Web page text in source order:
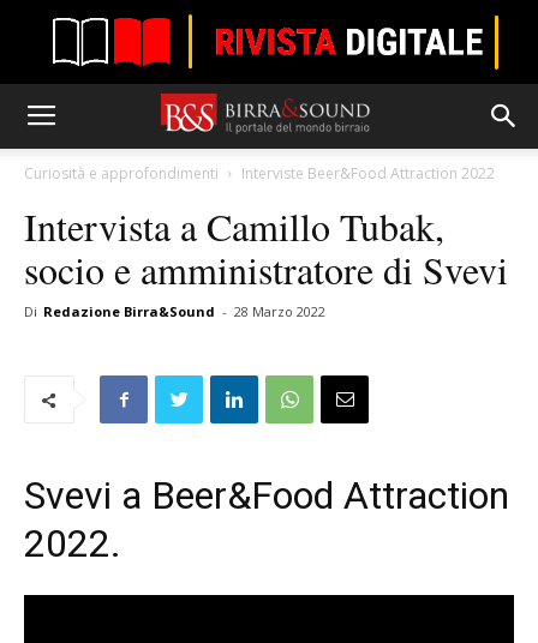
Curiosità e approfondimenti Interviste Beer&Food Attraction 2022
Intervista a Camillo Tubak,
socio e amministratore di Svevi
Di Redazione Birra&Sound - 28 Marzo 2022
Svevi a Beer&Food Attraction
2022.